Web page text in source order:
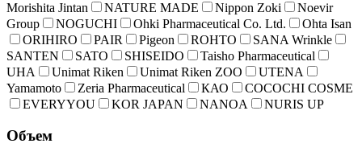
Morishita Jintan
NATURE MADE Nippon Zoki
Noevir
Group
NOGUCHI Ohki Pharmaceutical Co. Ltd.
Ohta Isan
ORIHIRO
PAIR Pigeon ROHTO
SANA Wrinkle
SANTEN
SATO SHISEIDO
Taisho Pharmaceutical
UHA
Unimat Riken Unimat Riken ZOO
UTENA
Yamamoto
Zeria Pharmaceutical КАО
COCOCHI COSME
EVERYYOU
KOR JAPAN NANOA NURIS UP
Объем